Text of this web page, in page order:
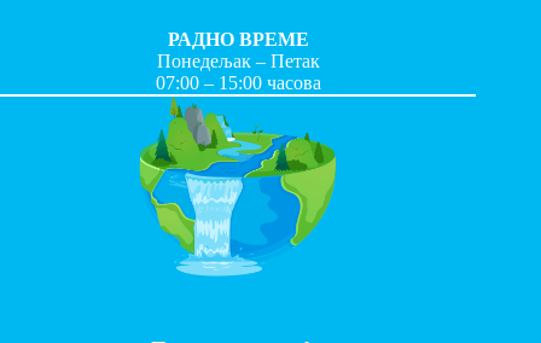
РАДНО ВРЕМЕ
Понедељак – Петак
07:00 – 15:00 часова